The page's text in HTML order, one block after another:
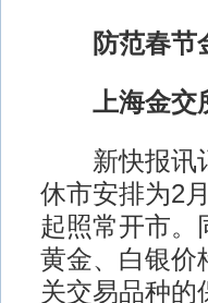
防范春节
上海金交
新快报讯记
休市安排为2
起照常开市。
黄金、白银价
关交易品种的